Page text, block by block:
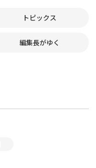
トピックス
編集長がゆく